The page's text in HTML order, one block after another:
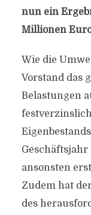
nun ein
Millionen
Wie die
Vorstand das
Belastungen
Geschäftsjahr
ansonsten
Zudem hat
des